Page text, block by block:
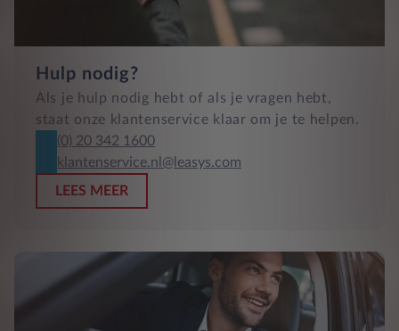
Hulp nodig?
Als je hulp nodig hebt of als je vragen hebt,
staat onze klantenservice klaar om je te helpen.
(0) 20 342 1600
klantenservice.nl@leasys.com
LEES MEER